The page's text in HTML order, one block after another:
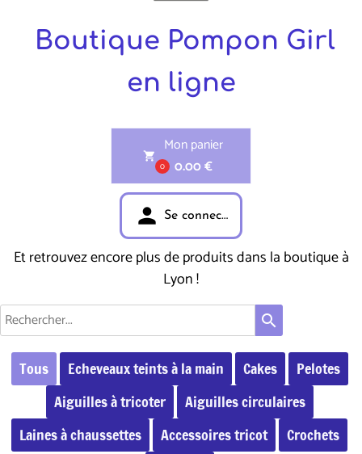
Boutique Pompon Girl
en ligne
shopping_cart
0
Mon panier
0.00 €
person Se connecter
Et retrouvez encore plus de produits dans la boutique à
Lyon !
search
Tous Echeveaux teints à la main Cakes
Pelotes
Aiguilles à tricoter
Aiguilles circulaires
Laines à chaussettes
Accessoires tricot
Crochets